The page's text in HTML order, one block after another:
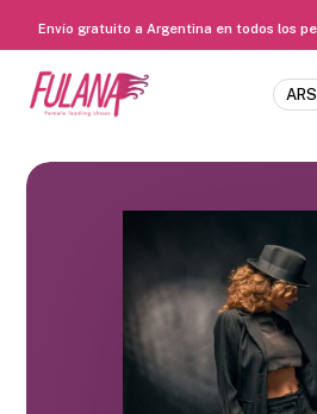
Envío gratuito a Argentina en todos los
Saltar
principal
ARS